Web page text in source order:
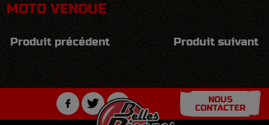
MOTO VENDUE
Produit précédent Produit suivant
NOUS
CONTACTER